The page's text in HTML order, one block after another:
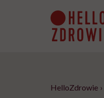
HelloZdrowie ›